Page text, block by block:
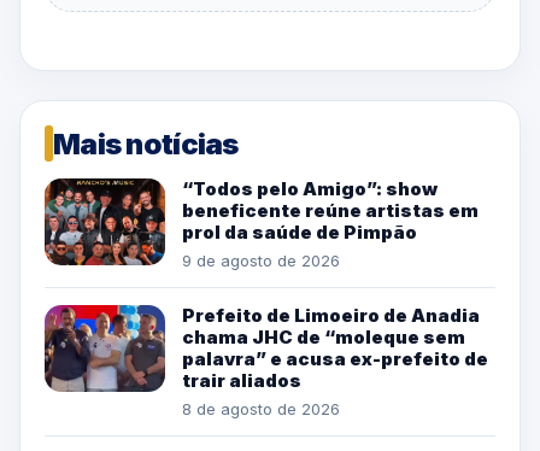
Mais notícias
“Todos pelo Amigo”: show
beneficente reúne artistas em
prol da saúde de Pimpão
9 de agosto de 2026
Prefeito de Limoeiro de Anadia
chama JHC de “moleque sem
palavra” e acusa ex-prefeito de
trair aliados
8 de agosto de 2026